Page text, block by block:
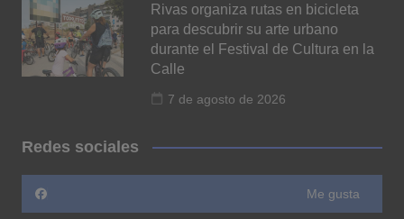
Rivas organiza rutas en bicicleta
para descubrir su arte urbano
durante el Festival de Cultura en la
Calle
7 de agosto de 2026
Redes sociales
Me gusta